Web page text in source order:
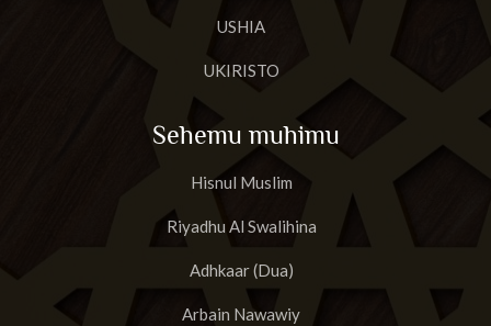
USHIA
UKIRISTO
Sehemu muhimu
Hisnul Muslim
Riyadhu Al Swalihina
Adhkaar (Dua)
Arbain Nawawiy